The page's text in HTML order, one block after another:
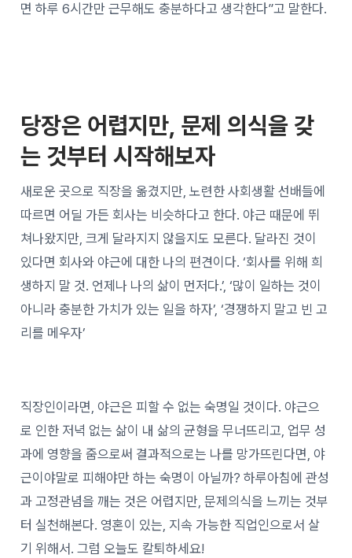
면 하루 6시간만 근무해도 충분하다고 생각한다”고 말한다.
당장은 어렵지만, 문제 의식을 갖
는 것부터 시작해보자
새로운 곳으로 직장을 옮겼지만, 노련한 사회생활 선배들에
따르면 어딜 가든 회사는 비슷하다고 한다. 야근 때문에 뛰
쳐나왔지만, 크게 달라지지 않을지도 모른다. 달라진 것이
있다면 회사와 야근에 대한 나의 편견이다. ‘회사를 위해 희
생하지 말 것. 언제나 나의 삶이 먼저다.’, ‘많이 일하는 것이
아니라 충분한 가치가 있는 일을 하자’, ‘경쟁하지 말고 빈 고
리를 메우자’
직장인이라면, 야근은 피할 수 없는 숙명일 것이다. 야근으
로 인한 저녁 없는 삶이 내 삶의 균형을 무너뜨리고, 업무 성
과에 영향을 줌으로써 결과적으로는 나를 망가뜨린다면, 야
근이야말로 피해야만 하는 숙명이 아닐까? 하루아침에 관성
과 고정관념을 깨는 것은 어렵지만, 문제의식을 느끼는 것부
터 실천해본다. 영혼이 있는, 지속 가능한 직업인으로서 살
기 위해서. 그럼 오늘도 칼퇴하세요!